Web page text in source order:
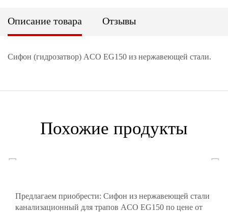
Описание товара Отзывы
Сифон (гидрозатвор) ACO EG150 из нержавеющей стали.
Похожие продукты
Предлагаем приобрести: Сифон из нержавеющей стали
канализационный для трапов ACO EG150 по цене от